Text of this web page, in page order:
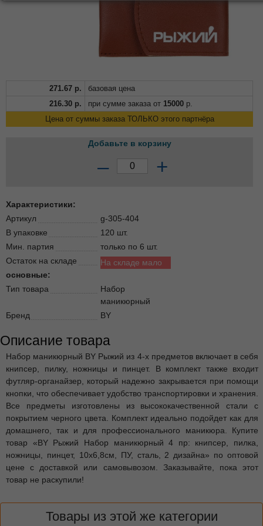
271.67 р.
базовая цена
216.30 р. при сумме заказа от 15000 р.
Цена от суммы заказа ТОЛЬКО этого партнёра
Добавьте в корзину
– +
Характеристики:
Артикул
g-305-404
В упаковке
120 шт.
Мин. партия
только по 6 шт.
Остаток на складе
На складе мало
основные:
Тип товара
Набор
маникюрный
Бренд
BY
Описание товара
Набор маникюрный BY Рыжий из 4-х предметов включает в себя
книпсер, пилку, ножницы и пинцет. В комплект также входит
футляр-органайзер, который надежно закрывается при помощи
кнопки, что обеспечивает удобство транспортировки и хранения.
Все предметы изготовлены из высококачественной стали с
покрытием черного цвета. Комплект идеально подойдет как для
домашнего, так и для профессионального маникюра. Купите
товар «BY Рыжий Набор маникюрный 4 пр: книпсер, пилка,
ножницы, пинцет, 10х6,8см, ПУ, сталь, 2 дизайна» по оптовой
цене с доставкой или самовывозом. Заказывайте, пока этот
товар не раскупили!
Товары из этой же категории